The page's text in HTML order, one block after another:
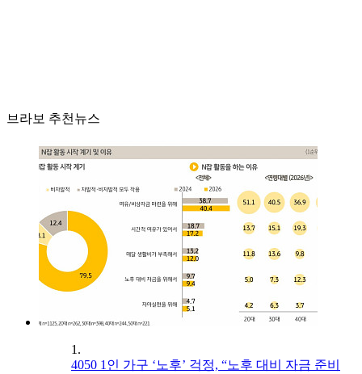
브라보 추천뉴스
1.
4050 1인 가구 ‘노후’ 걱정, “노후 대비 자금 준비